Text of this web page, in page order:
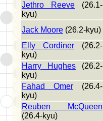
Jethro Reeve (26.1-
kyu)
Jack Moore (26.2-kyu)
Elly Cordiner (26.2-
kyu)
Harry Hughes (26.2-
kyu)
Fahad Omer (26.4-
kyu)
Reuben McQueen
(26.4-kyu)